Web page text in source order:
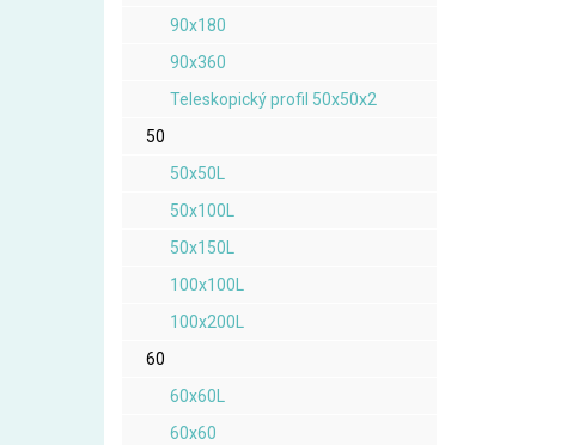
90x180
90x360
Teleskopický profil 50x50x2
50
50x50L
50x100L
50x150L
100x100L
100x200L
60
60x60L
60x60